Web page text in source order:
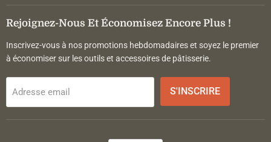
sur
Facebook
sur
Instagram
sur
Pinterest
Rejoignez-Nous Et Économisez Encore Plus !
Inscrivez-vous à nos promotions hebdomadaires et soyez le premier
à économiser sur les outils et accessoires de pâtisserie.
Adresse email S'INSCRIRE